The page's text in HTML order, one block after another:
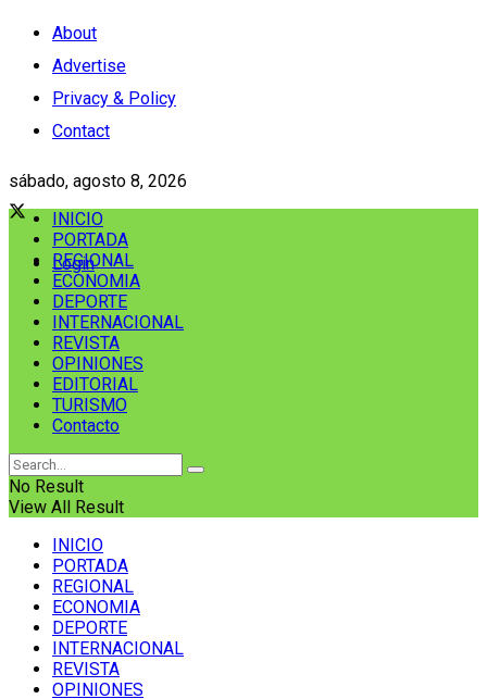
About
Advertise
Privacy & Policy
Contact
sábado, agosto 8, 2026
Login
INICIO
PORTADA
REGIONAL
ECONOMIA
DEPORTE
INTERNACIONAL
REVISTA
OPINIONES
EDITORIAL
TURISMO
Contacto
No Result
View All Result
INICIO
PORTADA
REGIONAL
ECONOMIA
DEPORTE
INTERNACIONAL
REVISTA
OPINIONES